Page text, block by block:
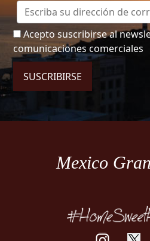
Acepto suscribirse al
comunicaciones comerciales
SUSCRIBIRSE
Mexico